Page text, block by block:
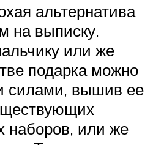
альтернатива
на выписку.
или же
подарка можно
силами, вышив ее
наборов, или же